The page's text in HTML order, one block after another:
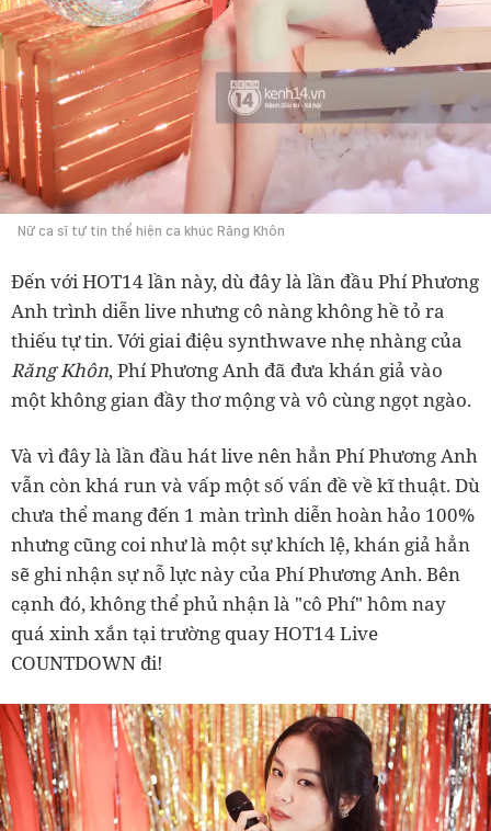
Nữ ca sĩ tự tin thể hiện ca khúc Răng Khôn
Đến với HOT14 lần này, dù đây là lần đầu Phí Phương
Anh trình diễn live nhưng cô nàng không hề tỏ ra
thiếu tự tin. Với giai điệu synthwave nhẹ nhàng của
Răng Khôn, Phí Phương Anh đã đưa khán giả vào
một không gian đầy thơ mộng và vô cùng ngọt ngào.
Và vì đây là lần đầu hát live nên hẳn Phí Phương Anh
vẫn còn khá run và vấp một số vấn đề về kĩ thuật. Dù
chưa thể mang đến 1 màn trình diễn hoàn hảo 100%
nhưng cũng coi như là một sự khích lệ, khán giả hẳn
sẽ ghi nhận sự nỗ lực này của Phí Phương Anh. Bên
cạnh đó, không thể phủ nhận là "cô Phí" hôm nay
quá xinh xắn tại trường quay HOT14 Live
COUNTDOWN đi!